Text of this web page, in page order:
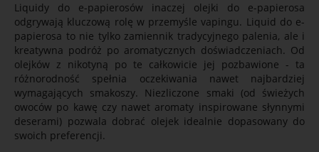
Liquidy do e-papierosów inaczej olejki do e-papierosa
odgrywają kluczową rolę w przemyśle vapingu. Liquid do e-
papierosa to nie tylko zamiennik tradycyjnego palenia, ale i
kreatywna podróż po aromatycznych doświadczeniach. Od
olejków z nikotyną po te całkowicie jej pozbawione - ta
różnorodność spełnia oczekiwania nawet najbardziej
wymagających smakoszy. Niezliczone smaki (od świeżych
owoców po kawę czy nawet aromaty inspirowane słynnymi
deserami) pozwala dobrać olejek idealnie dopasowany do
swoich preferencji.